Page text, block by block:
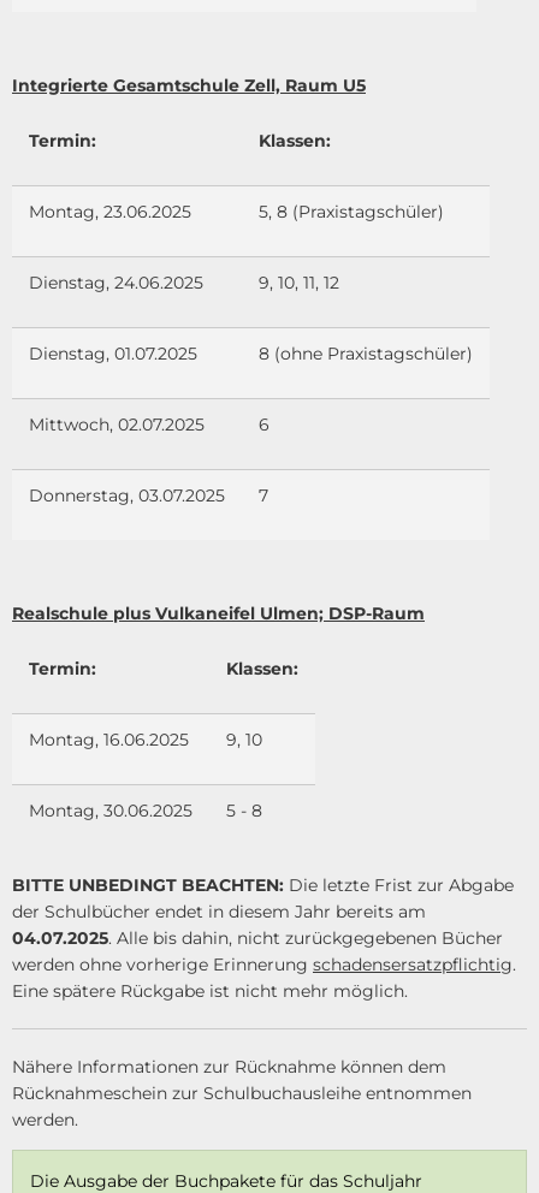
Integrierte Gesamtschule Zell, Raum U5
Termin: Klassen:
Montag, 23.06.2025 5, 8 (Praxistagschüler)
Dienstag, 24.06.2025 9, 10, 11, 12
Dienstag, 01.07.2025 8 (ohne Praxistagschüler)
Mittwoch, 02.07.2025 6
Donnerstag, 03.07.2025 7
Realschule plus Vulkaneifel Ulmen; DSP-Raum
Termin: Klassen:
Montag, 16.06.2025 9, 10
Montag, 30.06.2025 5 - 8
BITTE UNBEDINGT BEACHTEN: Die letzte Frist zur Abgabe
der Schulbücher endet in diesem Jahr bereits am
04.07.2025. Alle bis dahin, nicht zurückgegebenen Bücher
werden ohne vorherige Erinnerung schadensersatzpflichtig.
Eine spätere Rückgabe ist nicht mehr möglich.
Nähere Informationen zur Rücknahme können dem
Rücknahmeschein zur Schulbuchausleihe entnommen
werden.
Die Ausgabe der Buchpakete für das Schuljahr